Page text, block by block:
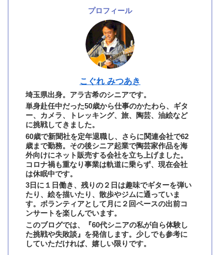
プロフィール
こぐれ みつあき
埼玉県出身。アラ古希のシニアです。
単身赴任中だった50歳から仕事のかたわら、ギタ
ー、カメラ、トレッキング、旅、陶芸、油絵など
に挑戦してきました。
60歳で新聞社を定年退職し、さらに関連会社で62
歳まで勤務。その後シニア起業で陶芸家作品を海
外向けにネット販売する会社を立ち上げました。
コロナ禍も重なり事業は軌道に乗らず、現在会社
は休眠中です。
3日に１日働き、残りの２日は趣味でギターを弾い
たり、絵を描いたり、散歩やジムに通っていま
す。ボランティアとして月に２回ペースの出前コ
ンサートを楽しんでいます。
このブログでは、『60代シニアの私が自ら体験し
た挑戦や失敗談』を発信します。少しでも参考に
していただければ、嬉しい限りです。